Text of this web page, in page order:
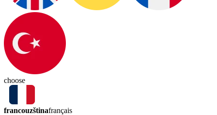
choose
francouzštinafrançais